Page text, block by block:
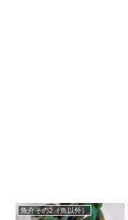
魚介その2（魚以外）